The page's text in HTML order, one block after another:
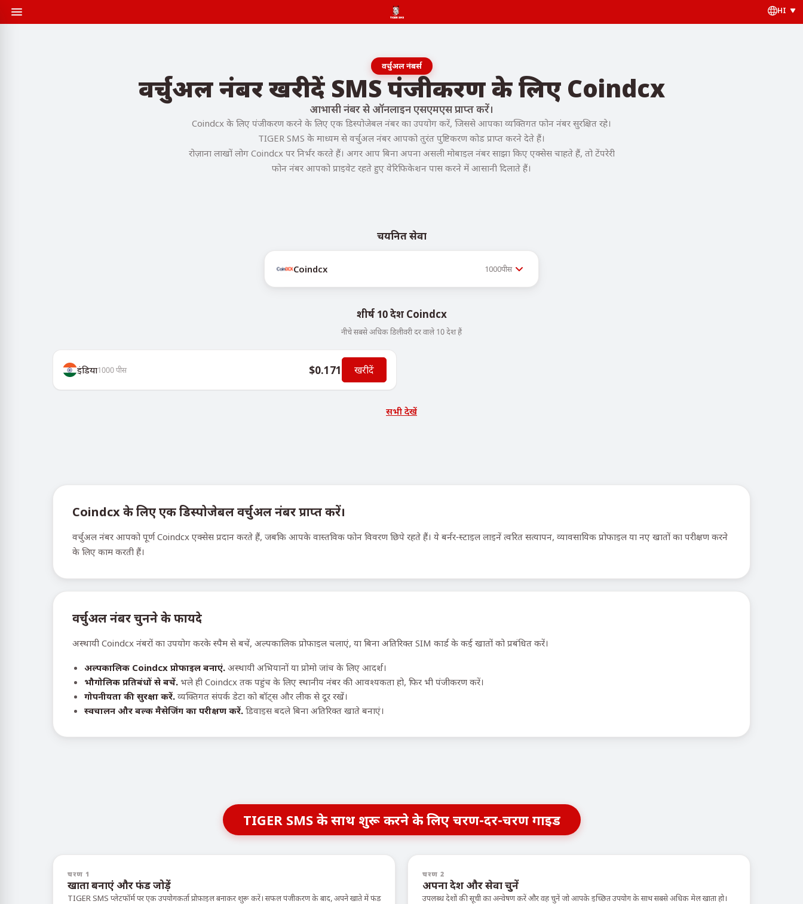
HI
वर्चुअल नंबर्स
वर्चुअल नंबर खरीदें SMS पंजीकरण के लिए Coindcx
आभासी नंबर से ऑनलाइन एसएमएस प्राप्त करें।
Coindcx के लिए पंजीकरण करने के लिए एक डिस्पोजेबल नंबर का उपयोग करें, जिससे आपका व्यक्तिगत फोन नंबर सुरक्षित रहे।
TIGER SMS के माध्यम से वर्चुअल नंबर आपको तुरंत पुष्टिकरण कोड प्राप्त करने देते हैं।
रोज़ाना लाखों लोग Coindcx पर निर्भर करते हैं। अगर आप बिना अपना असली मोबाइल नंबर साझा किए एक्सेस चाहते हैं, तो टेंपरेरी
फोन नंबर आपको प्राइवेट रहते हुए वेरिफिकेशन पास करने में आसानी दिलाते हैं।
चयनित सेवा
Coindcx 1000पीस
शीर्ष 10 देश Coindcx
नीचे सबसे अधिक डिलीवरी दर वाले 10 देश हैं
इंडिया1000पीस $0.171 खरीदें
सभी देखें
Coindcx के लिए एक डिस्पोजेबल वर्चुअल नंबर प्राप्त करें।
वर्चुअल नंबर आपको पूर्ण Coindcx एक्सेस प्रदान करते हैं, जबकि आपके वास्तविक फोन विवरण छिपे रहते हैं। ये बर्नर-स्टाइल लाइनें त्वरित सत्यापन, व्यावसायिक प्रोफाइल या नए खातों का परीक्षण करने
के लिए काम करती हैं।
वर्चुअल नंबर चुनने के फायदे
अस्थायी Coindcx नंबरों का उपयोग करके स्पैम से बचें, अल्पकालिक प्रोफाइल चलाएं, या बिना अतिरिक्त SIM कार्ड के कई खातों को प्रबंधित करें।
अल्पकालिक Coindcx प्रोफाइल बनाएं. अस्थायी अभियानों या प्रोमो जांच के लिए आदर्श।
भौगोलिक प्रतिबंधों से बचें. भले ही Coindcx तक पहुंच के लिए स्थानीय नंबर की आवश्यकता हो, फिर भी पंजीकरण करें।
गोपनीयता की सुरक्षा करें. व्यक्तिगत संपर्क डेटा को बॉट्स और लीक से दूर रखें।
स्वचालन और बल्क मैसेजिंग का परीक्षण करें. डिवाइस बदले बिना अतिरिक्त खाते बनाएं।
TIGER SMS के साथ शुरू करने के लिए चरण-दर-चरण गाइड
चरण 1
खाता बनाएं और फंड जोड़ें
TIGER SMS प्लेटफॉर्म पर एक उपयोगकर्ता प्रोफ़ाइल बनाकर शुरू करें। सफल पंजीकरण के बाद, अपने खाते में फंड
चरण 2
अपना देश और सेवा चुनें
उपलब्ध देशों की सूची का अन्वेषण करें और वह चुनें जो आपके इच्छित उपयोग के साथ सबसे अधिक मेल खाता हो।